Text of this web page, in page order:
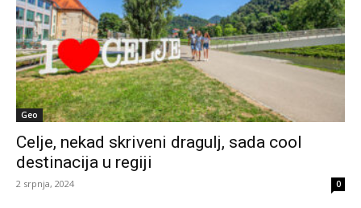
Geo
Celje, nekad skriveni dragulj, sada cool
destinacija u regiji
2 srpnja, 2024 0